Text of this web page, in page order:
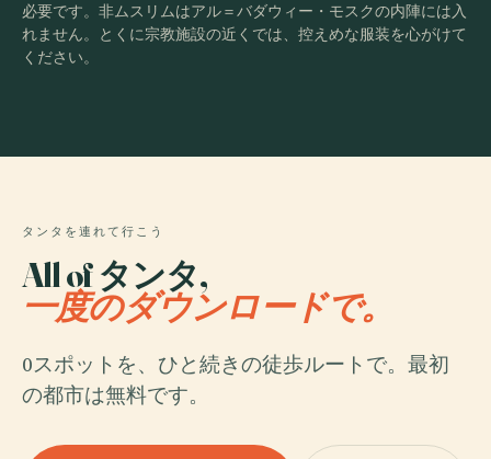
必要です。非ムスリムはアル＝バダウィー・モスクの内陣には入
れません。とくに宗教施設の近くでは、控えめな服装を心がけて
ください。
タンタを連れて行こう
All of タンタ,
一度のダウンロードで。
0スポットを、ひと続きの徒歩ルートで。最初
の都市は無料です。